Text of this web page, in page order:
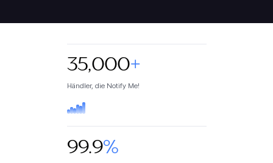
35,000+
Händler, die Notify Me!
99.9%